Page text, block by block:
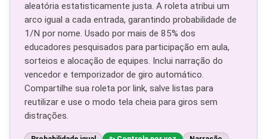
aleatória estatisticamente justa. A roleta atribui um
arco igual a cada entrada, garantindo probabilidade de
1/N por nome. Usado por mais de 85% dos
educadores pesquisados para participação em aula,
sorteios e alocação de equipes. Inclui narração do
vencedor e temporizador de giro automático.
Compartilhe sua roleta por link, salve listas para
reutilizar e use o modo tela cheia para giros sem
distrações.